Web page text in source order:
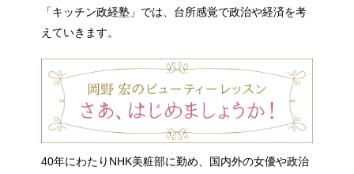
「キッチン政経塾」では、台所感覚で政治や経済を考
えていきます。
40年にわたりNHK美粧部に勤め、国内外の女優や政治